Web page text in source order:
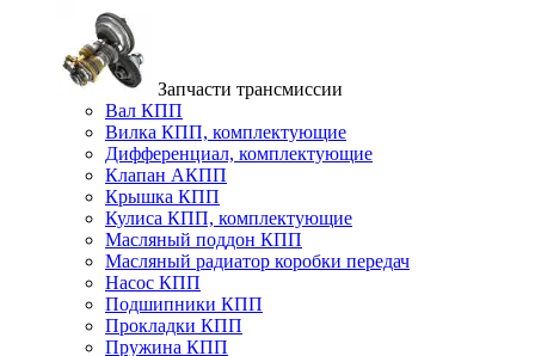
Запчасти трансмиссии
Вал КПП
Вилка КПП, комплектующие
Дифференциал, комплектующие
Клапан АКПП
Крышка КПП
Кулиса КПП, комплектующие
Масляный поддон КПП
Масляный радиатор коробки передач
Насос КПП
Подшипники КПП
Прокладки КПП
Пружина КПП